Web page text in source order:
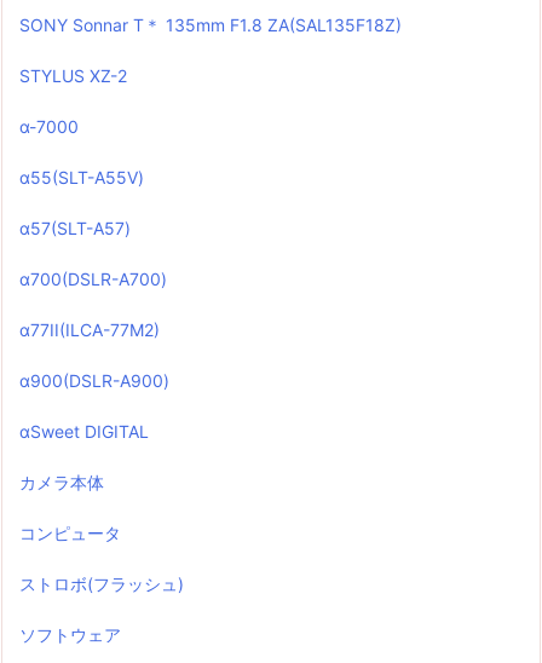
SONY Sonnar T＊ 135mm F1.8 ZA(SAL135F18Z)
STYLUS XZ-2
α-7000
α55(SLT-A55V)
α57(SLT-A57)
α700(DSLR-A700)
α77II(ILCA-77M2)
α900(DSLR-A900)
αSweet DIGITAL
カメラ本体
コンピュータ
ストロボ(フラッシュ)
ソフトウェア